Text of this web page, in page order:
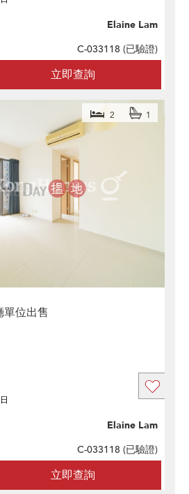
立即查詢
Elaine Lam
C-033118 (已驗證)
位出售
2 1
立即查詢
Elaine Lam
C-033118 (已驗證)